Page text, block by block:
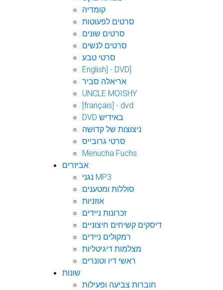
קומדיה
סרטים לפעוטות
סרטים שונים
סרטים לנשים
סרטי טבע
English] - DVD]
אריאלה סביר
UNCLE MOISHY
[français] - dvd
DVD באידיש
ניצוצות של קדושה
סרטי גרובייס
Menucha Fuchs
אביזרים
נגני MP3
סוללות ומטענים
אוזניות
זכרונות ניידים
דיסקים קשיחים חיצוניים
רמקולים ניידים
מצלמות דיגיטליות
ראשי דיו וטונרים
שונות
חוברות צביעה ופעילות